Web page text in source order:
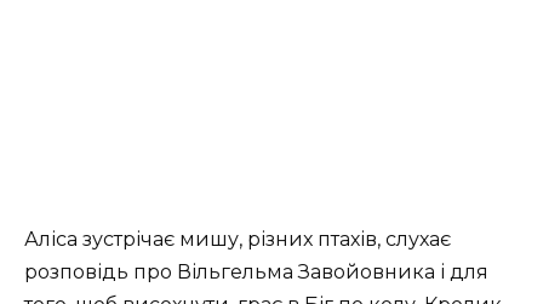
Аліса зустрічає мишу, різних птахів, слухає
розповідь про Вільгельма Завойовника і для